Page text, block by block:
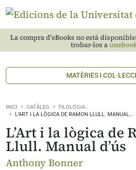
La compra d'eBooks no està
trobar-los a
MATÈRIES I
INICI CATÀLEG
FILOLOGIA…
L’ART I LA LÒGICA DE RAMON LLULL. MANUAL…
L’Art i la lògica de
Llull. Manual d’ús
Anthony Bonner